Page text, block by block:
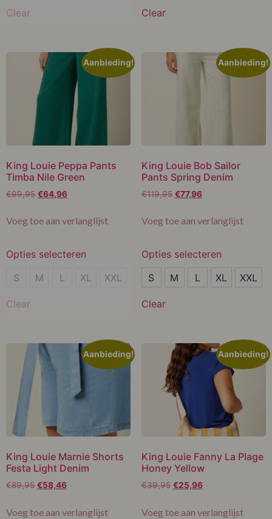
Clear Clear
Aanbieding!
King Louie Peppa Pants
Timba Nile Green
€99,95 €64,96
Voeg toe aan verlanglijst
Opties selecteren
S
L
S M L XL XXL
Clear
Aanbieding!
King Louie Bob Sailor
Pants Spring Denim
€119,95 €77,96
Voeg toe aan verlanglijst
Opties selecteren
L
XXL
S M L XL XXL
Clear
Aanbieding!
King Louie Marnie Shorts
Festa Light Denim
€89,95 €58,46
Voeg toe aan verlanglijst
Aanbieding!
King Louie Fanny La Plage
Honey Yellow
€39,95 €25,96
Voeg toe aan verlanglijst